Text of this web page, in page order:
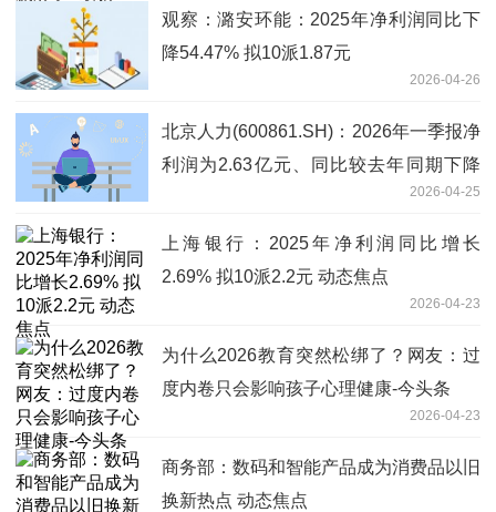
观察：潞安环能：2025年净利润同比下
降54.47% 拟10派1.87元
2026-04-26
北京人力(600861.SH)：2026年一季报净
利润为2.63亿元、同比较去年同期下降
2026-04-25
上海银行：2025年净利润同比增长
2.69% 拟10派2.2元 动态焦点
2026-04-23
为什么2026教育突然松绑了？网友：过
度内卷只会影响孩子心理健康-今头条
2026-04-23
商务部：数码和智能产品成为消费品以旧
换新热点 动态焦点